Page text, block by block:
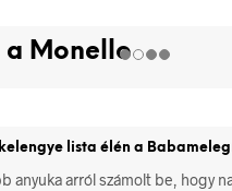
a Monello
lista élén a
anyuka arról számolt be, hogy